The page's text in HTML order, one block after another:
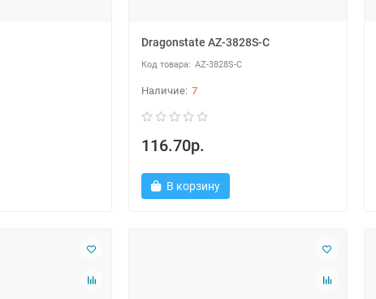
Dragonstate AZ-3828S-C
AZ-3828S-C
7
116.70р.
В корзину